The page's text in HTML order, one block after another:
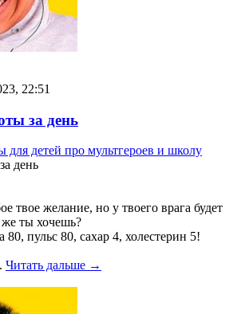
22:51
за день
детей про мультгероев и школу
день
желание, но у твоего врага будет
ты хочешь?
пульс 80, сахар 4, холестерин 5!
Читать дальше →